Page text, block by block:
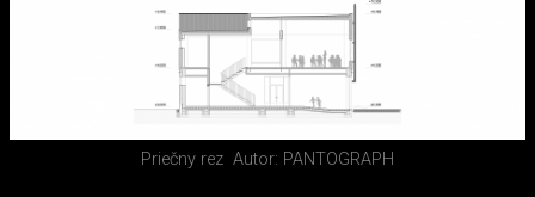
Priečny rez Autor: PANTOGRAPH